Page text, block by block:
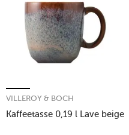
Kaffeetasse 0,19 l Lave beige
VILLEROY & BOCH